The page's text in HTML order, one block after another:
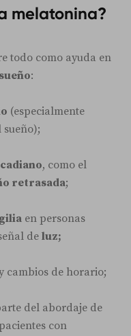
melatonina?
todo como ayuda en
sueño:
(especialmente
, como el
retrasada;
en personas
deluz;
cambios de horario;
del abordaje de
con